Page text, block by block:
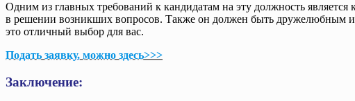
Одним из главных требований к кандидатам на эту должность
в решении возникших вопросов. Также он должен быть дружелюбным и
это отличный выбор для вас.
Подать заявку, можно здесь>>>
Заключение: